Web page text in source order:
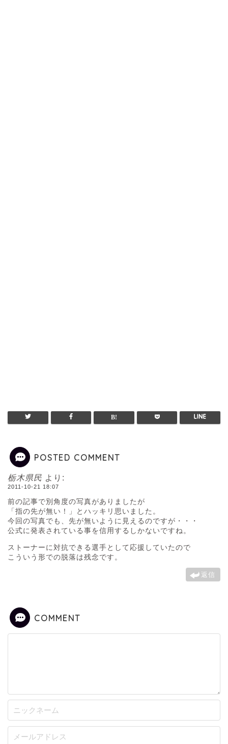
POSTED COMMENT
栃木県民 より:
2011-10-21 18:07
前の記事で別角度の写真がありましたが
「指の先が無い！」とハッキリ思いました。
今回の写真でも、先が無いように見えるのですが・・・
公式に発表されている事を信用するしかないですね。
ストーナーに対抗できる選手として応援していたので
こういう形での脱落は残念です。
返信
COMMENT